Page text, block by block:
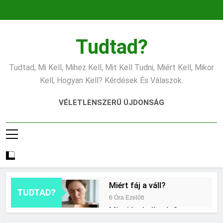
Tudtad?
Tudtad, Mi Kell, Mihez Kell, Mit Kell Tudni, Miért Kell, Mikor
Kell, Hogyan Kell? Kérdések És Válaszok.
VÉLETLENSZERŰ ÚJDONSÁG
TUDTAD?
Miért fáj a váll?
6 Óra Ezelőtt
Mire jó a kollagén?